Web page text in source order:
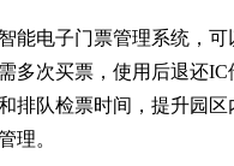
能电子门票管理系统，
多次买票，使用后退还IC
排队检票时间，提升园区
理。